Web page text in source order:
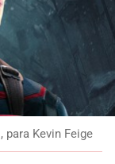
para Kevin Feige